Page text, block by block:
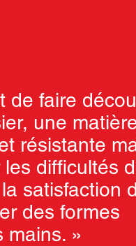
de faire
une
résistante
les difficultés
satisfaction
des formes
mains. »